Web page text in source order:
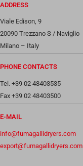
ADDRESS
Viale Edison, 9
20090 Trezzano S / Naviglio
Milano – Italy
PHONE CONTACTS
Tel. +39 02 48403535
Fax +39 02 48403500
E-MAIL
info@fumagallidryers.com
export@fumagallidryers.com